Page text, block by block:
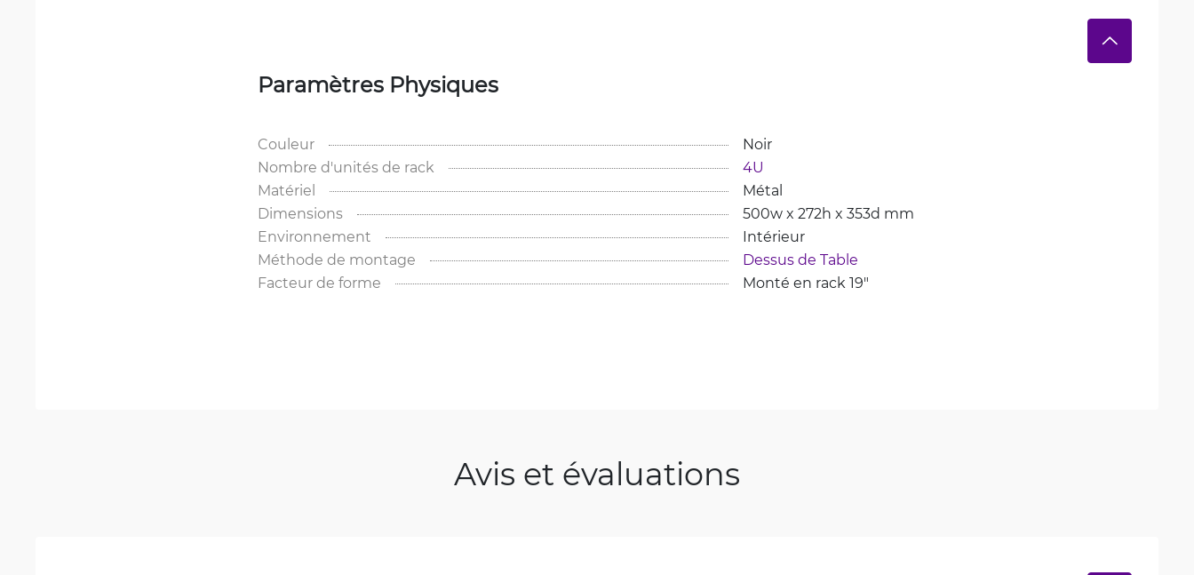
Paramètres Physiques
Couleur
Noir
Nombre d'unités de rack
4U
Matériel
Métal
Dimensions
500w x 272h x 353d mm
Environnement
Intérieur
Méthode de montage
Dessus de Table
Facteur de forme
Monté en rack 19"
Avis et évaluations